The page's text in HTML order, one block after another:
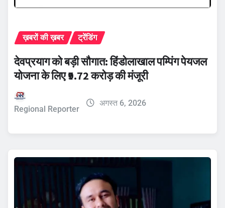
ख़बरों की ख़बर ट्रेंडिंग
देवप्रयाग को बड़ी सौगात: हिंडोलाखाल पम्पिंग पेयजल
योजना के लिए ₹9.72 करोड़ की मंजूरी
Regional Reporter
अगस्त 6, 2026